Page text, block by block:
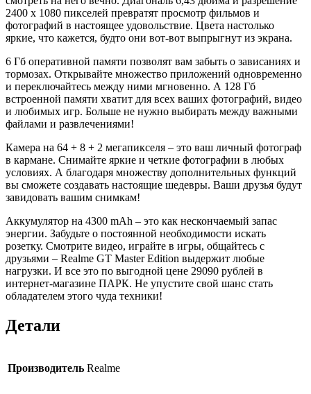
2400 x 1080 пикселей превратят просмотр фильмов и
фотографий в настоящее удовольствие. Цвета настолько
яркие, что кажется, будто они вот-вот выпрыгнут из экрана.
6 Гб оперативной памяти позволят вам забыть о зависаниях и
тормозах. Открывайте множество приложений одновременно
и переключайтесь между ними мгновенно. А 128 Гб
встроенной памяти хватит для всех ваших фотографий, видео
и любимых игр. Больше не нужно выбирать между важными
файлами и развлечениями!
Камера на 64 + 8 + 2 мегапикселя – это ваш личный фотограф
в кармане. Снимайте яркие и четкие фотографии в любых
условиях. А благодаря множеству дополнительных функций
вы сможете создавать настоящие шедевры. Ваши друзья будут
завидовать вашим снимкам!
Аккумулятор на 4300 mAh – это как нескончаемый запас
энергии. Забудьте о постоянной необходимости искать
розетку. Смотрите видео, играйте в игры, общайтесь с
друзьями – Realme GT Master Edition выдержит любые
нагрузки. И все это по выгодной цене 29090 рублей в
интернет-магазине ПАРК. Не упустите свой шанс стать
обладателем этого чуда техники!
Детали
Производитель Realme